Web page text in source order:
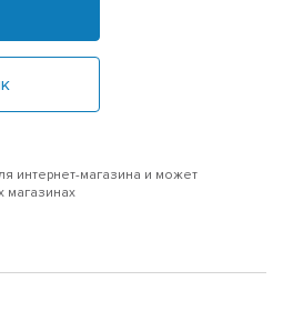
интернет-магазина и может
магазинах